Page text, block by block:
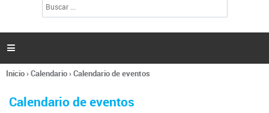
l
s

Se
usted
Inicio›Calendario›Calendario de eventos
Calendario de eventos